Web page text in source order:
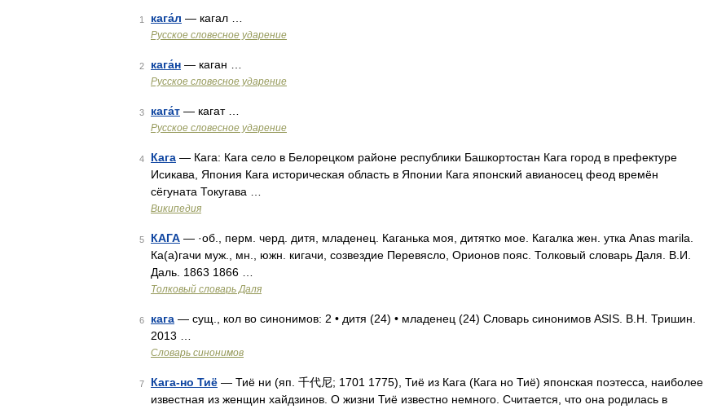
1 кага́л — кагал …
Русское словесное ударение
2 кага́н — каган …
Русское словесное ударение
3 кага́т — кагат …
Русское словесное ударение
4 Кага — Кага: Кага село в Белорецком районе республики Башкортостан Кага город в префектуре
Исикава, Япония Кага историческая область в Японии Кага японский авианосец феод времён
сёгуната Токугава …
Википедия
5 КАГА — ·об., перм. черд. дитя, младенец. Каганька моя, дитятко мое. Кагалка жен. утка Anas marila.
Ка(а)гачи муж., мн., южн. кигачи, созвездие Перевясло, Орионов пояс. Толковый словарь Даля. В.И.
Даль. 1863 1866 …
Толковый словарь Даля
6 кага — сущ., кол во синонимов: 2 • дитя (24) • младенец (24) Словарь синонимов ASIS. В.Н. Тришин.
2013 …
Словарь синонимов
7 Кага-но Тиё — Тиё ни (яп. 千代尼; 1701 1775), Тиё из Кага (Кага но Тиё) японская поэтесса, наиболее
известная из женщин хайдзинов. О жизни Тиё известно немного. Считается, что она родилась в